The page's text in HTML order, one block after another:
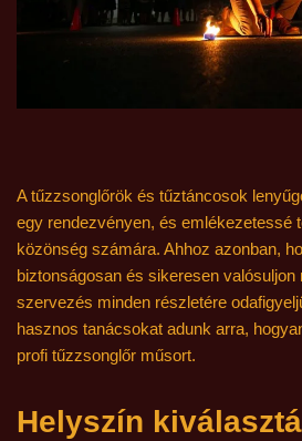
A tűzzsonglőrök és tűztáncosok
egy rendezvényen, és emlékezetessé
közönség számára. Ahhoz azonban,
biztonságosan és sikeresen valósuljon
szervezés minden részletére
hasznos tanácsokat adunk arra,
profi tűzzsonglőr műsort.
Helyszín